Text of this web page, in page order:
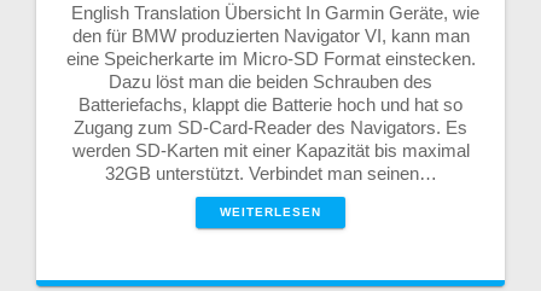
English Translation Übersicht In Garmin Geräte, wie
den für BMW produzierten Navigator VI, kann man
eine Speicherkarte im Micro-SD Format einstecken.
Dazu löst man die beiden Schrauben des
Batteriefachs, klappt die Batterie hoch und hat so
Zugang zum SD-Card-Reader des Navigators. Es
werden SD-Karten mit einer Kapazität bis maximal
32GB unterstützt. Verbindet man seinen…
WEITERLESEN